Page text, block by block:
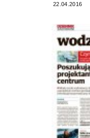
22.04.2016